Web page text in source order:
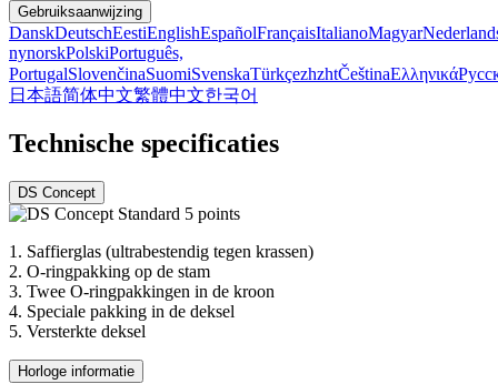
Gebruiksaanwijzing
DanskDeutschEestiEnglishEspañolFrançaisItalianoMagyar
nynorskPolskiPortuguês,
PortugalSlovenčinaSuomiSvenskaTürkçezhzhtČeštinaΕλληνικά
日本語简体中文繁體中文한국어
Technische specificaties
DS Concept
1. Saffierglas (ultrabestendig tegen krassen)
2. O-ringpakking op de stam
3. Twee O-ringpakkingen in de kroon
4. Speciale pakking in de deksel
5. Versterkte deksel
Horloge informatie